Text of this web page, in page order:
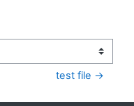
test file →